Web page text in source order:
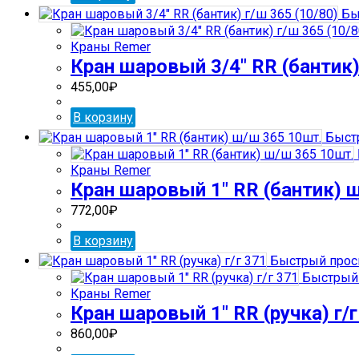
Краны Remer
Кран шаровый 3/4″ RR
455,00₽
В корзину
Краны Remer
Кран шаровый 1″ RR
772,00₽
В корзину
Быстрый
Быстрый
Краны Remer
Кран шаровый 1″ RR (ручка) г/
860,00₽